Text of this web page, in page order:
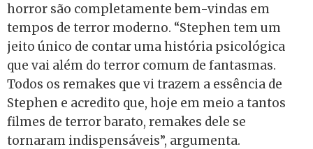
horror são completamente bem-vindas em
tempos de terror moderno. “Stephen tem um
jeito único de contar uma história psicológica
que vai além do terror comum de fantasmas.
Todos os remakes que vi trazem a essência de
Stephen e acredito que, hoje em meio a tantos
filmes de terror barato, remakes dele se
tornaram indispensáveis”, argumenta.